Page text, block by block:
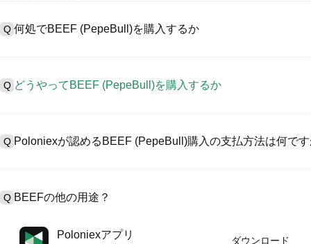
Q 何処でBEEF (PepeBull)を購入するか
に、ユーザーに向けるインターフェース、高質・多様な取引ツー
の取引を認め、競争力のある取引手数料を用意しています。
1、アカウント作成とKYC検証完了。
2、アカウントに法定通貨・暗号資産入金。
Q どうやってBEEF (PepeBull)を購入するか
ル資産の取引をスタートしましょう。
Q Poloniexが認めるBEEF (PepeBull)購入の支払方法は何で
1）クレジット/デビットカード（ビザやマスターカードなど）でス
2）P2P取引でほかのユーザーからUSDT購入、カストーディアル
4）$100,000超えたブロック取引に対するカスタム見積のOTC取引
Q BEEFの他の用途？
USDTまたはUSDCで先物取引可能。
Poloniexアプリ ダウンロード